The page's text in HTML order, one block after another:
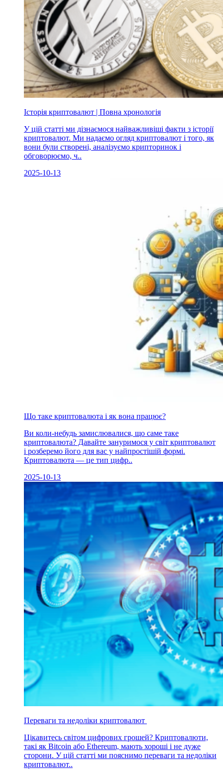
Історія криптовалют | Повна хронологія
У цій статті ми дізнаємося найважливіші факти з історії
криптовалют. Ми надаємо огляд криптовалют і того, як
вони були створені, аналізуємо крипторинок і
обговорюємо, ч..
2025-10-13
Що таке криптовалюта і як вона працює?
Ви коли-небудь замислювалися, що саме таке
криптовалюта? Давайте зануримося у світ криптовалют
і розберемо його для вас у найпростішій формі.
Криптовалюта — це тип цифр..
2025-10-13
Переваги та недоліки криптовалют
Цікавитесь світом цифрових грошей? Криптовалюти,
такі як Bitcoin або Ethereum, мають хороші і не дуже
сторони. У цій статті ми пояснимо переваги та недоліки
криптовалют..